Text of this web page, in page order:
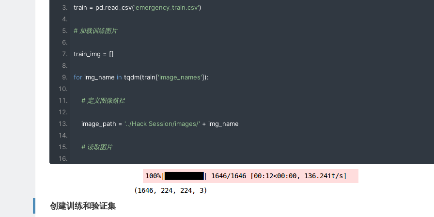
# 用于评估模型
from sklearn.metrics
# PyTorch库和模块
import torch
from torch.autograd
from torch.nn import Linear, ReLU, CrossEntropyLoss,
from torch.optim
import models
train = pd.read_csv('emergency_train.csv')
# 加载训练图片
train_img = []
for img_name in tqdm(train['image_names']):
# 定义图像路径
image_path = '../Hack Session/images/' + img_name
# 读取图片
image_path)
创建训练和验证集